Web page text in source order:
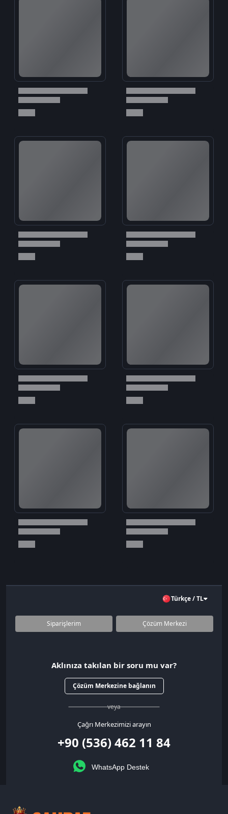
Türkçe / TL
Siparişlerim Çözüm Merkezi
Aklınıza takılan bir soru mu var?
Çözüm Merkezine bağlanın
veya
Çağrı Merkezimizi arayın
+90 (536) 462 11 84
WhatsApp Destek